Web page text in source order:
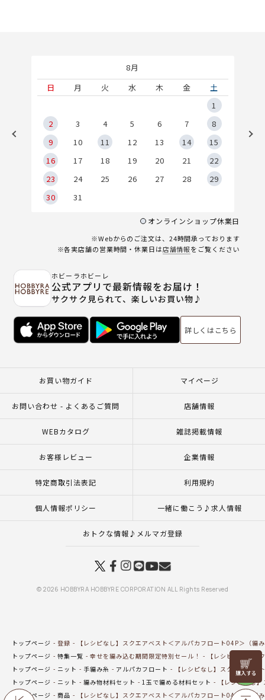
リリヤン
フェア
8月
日
月 火 水 木 金
土
1
2
3 4 5 6 7
8
9
10 11 12 13 14
15
16
17 18 19 20 21
22
23
24 25 26 27 28
29
30
31
オンラインショップ休業日
※Webからのご注文は、24時間承っております
※各実店舗の営業時間・休業日は店舗情報をご覧ください
ホビーラホビーレ
公式アプリで最新情報をお届け！
サクサク見られて、楽しいお買い物♪
詳しくはこちら
お買い物ガイド マイページ
お問い合わせ - よくあるご質問 店舗情報
WEBカタログ 雑誌掲載情報
お客様レビュー 企業情報
特定商取引法表記 利用規約
個人情報ポリシー 一緒に働こう♪求人情報
おトクな情報♪メルマガ登録
© 2026 HOBBYRA HOBBYRE CORPORATION ALL Rights Reserved
トップページ 登録
【レシピなし】スクエアベスト＜アルパカフロート04P＞（編
トップページ
特集一覧 幸せを編み込む期間限定特別セール！
【レシピなし】ス
トップページ
ニット 手編み糸 アルパカフロート
【レシピなし】スクエアベス
トップページ
ニット 編み物材料セット 1玉で編める材料セット
【レシピなし
トップページ
商品 【レシピなし】スクエアベスト＜アルパカフロート04P＞（編